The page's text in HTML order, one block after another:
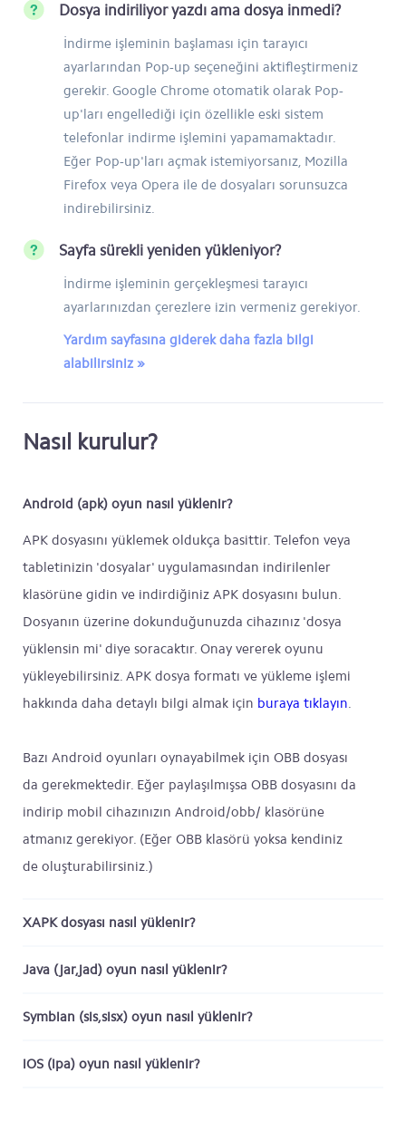
Dosya indiriliyor yazdı ama dosya inmedi?
İndirme işleminin başlaması için tarayıcı
ayarlarından Pop-up seçeneğini aktifleştirmeniz
gerekir. Google Chrome otomatik olarak Pop-
up'ları engellediği için özellikle eski sistem
telefonlar indirme işlemini yapamamaktadır.
Eğer Pop-up'ları açmak istemiyorsanız, Mozilla
Firefox veya Opera ile de dosyaları sorunsuzca
indirebilirsiniz.
Sayfa sürekli yeniden yükleniyor?
İndirme işleminin gerçekleşmesi tarayıcı
ayarlarınızdan çerezlere izin vermeniz gerekiyor.
Yardım sayfasına giderek daha fazla bilgi
alabilirsiniz »
Nasıl kurulur?
Android (apk) oyun nasıl yüklenir?
APK dosyasını yüklemek oldukça basittir. Telefon veya
tabletinizin 'dosyalar' uygulamasından indirilenler
klasörüne gidin ve indirdiğiniz APK dosyasını bulun.
Dosyanın üzerine dokunduğunuzda cihazınız 'dosya
yüklensin mi' diye soracaktır. Onay vererek oyunu
yükleyebilirsiniz. APK dosya formatı ve yükleme işlemi
hakkında daha detaylı bilgi almak için buraya tıklayın.
Bazı Android oyunları oynayabilmek için OBB dosyası
da gerekmektedir. Eğer paylaşılmışsa OBB dosyasını da
indirip mobil cihazınızın Android/obb/ klasörüne
atmanız gerekiyor. (Eğer OBB klasörü yoksa kendiniz
de oluşturabilirsiniz.)
XAPK dosyası nasıl yüklenir?
Java (jar,jad) oyun nasıl yüklenir?
Symbian (sis,sisx) oyun nasıl yüklenir?
iOS (ipa) oyun nasıl yüklenir?